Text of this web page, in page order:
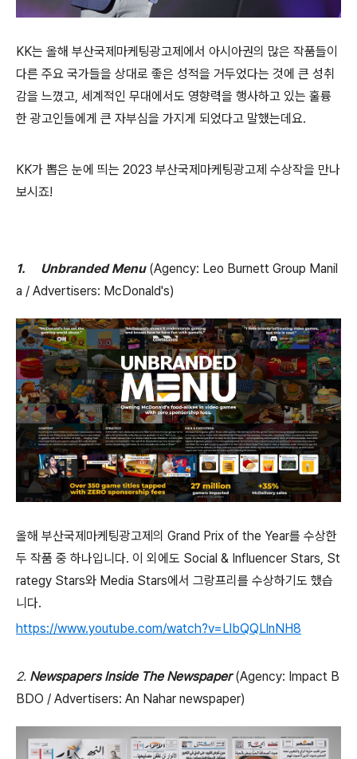
KK는 올해 부산국제마케팅광고제에서 아시아권의 많은 작품들이
다른 주요 국가들을 상대로 좋은 성적을 거두었다는 것에 큰 성취
감을 느꼈고, 세계적인 무대에서도 영향력을 행사하고 있는 훌륭
한 광고인들에게 큰 자부심을 가지게 되었다고 말했는데요.
KK가 뽑은 눈에 띄는 2023 부산국제마케팅광고제 수상작을 만나
보시죠!
1. Unbranded Menu(Agency: Leo Burnett Group Manil
a / Advertisers: McDonald's)
올해 부산국제마케팅광고제의 Grand Prix of the Year를 수상한
두 작품 중 하나입니다. 이 외에도 Social & Influencer Stars, St
rategy Stars와 Media Stars에서 그랑프리를 수상하기도 했습
니다.
https://www.youtube.com/watch?v=LlbQQLlnNH8
2. Newspapers Inside The Newspaper(Agency: Impact B
BDO / Advertisers: An Nahar newspaper)